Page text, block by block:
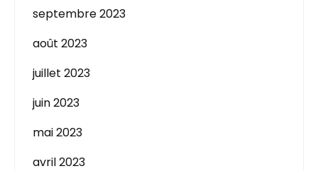
septembre 2023
août 2023
juillet 2023
juin 2023
mai 2023
avril 2023